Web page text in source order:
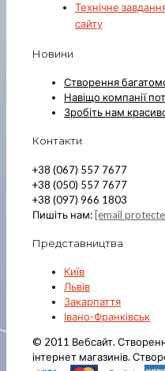
Технічне
сайту
Новини
Створення
Навіщо компанії
Зробіть нам
Контакти
+38 (067) 557 7677
+38 (050) 557 7677
+38 (097) 966 1803
Пишіть нам:[email
Представництва
Київ
Львів
Закарпаття
Івано-Франківськ
© 2011 Вебсайт.
інтернет магазинів.